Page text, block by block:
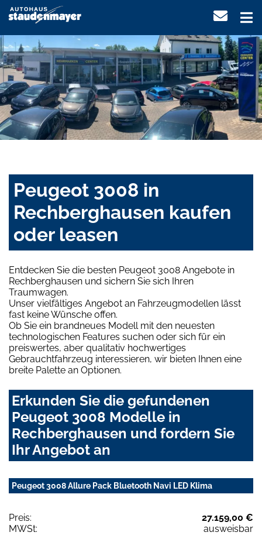
Peugeot 3008 in
Rechberghausen kaufen
oder leasen
Entdecken Sie die besten Peugeot 3008 Angebote in
Rechberghausen und sichern Sie sich Ihren
Traumwagen.
Unser vielfältiges Angebot an Fahrzeugmodellen lässt
fast keine Wünsche offen.
Ob Sie ein brandneues Modell mit den neuesten
technologischen Features suchen oder sich für ein
preiswertes, aber qualitativ hochwertiges
Gebrauchtfahrzeug interessieren, wir bieten Ihnen eine
breite Palette an Optionen.
Erkunden Sie die gefundenen
Peugeot 3008 Modelle in
Rechberghausen und fordern Sie
Ihr Angebot an
Peugeot 3008 Allure Pack Bluetooth Navi LED Klima
Preis:
27.159,00 €
MWSt:
ausweisbar